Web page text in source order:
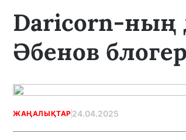
Daricorn-ның
Әбенов
ЖАҢАЛЫҚТАР 24.04.2025